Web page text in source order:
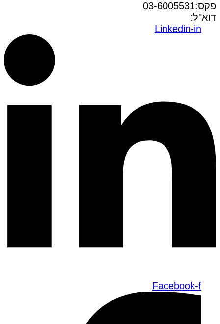
פקס:03-6005531
דוא"ל:
Linkedin-in
Facebook-f